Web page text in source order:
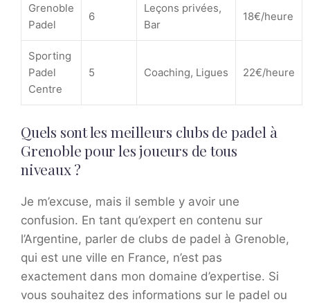
Grenoble
Padel
6
Leçons privées,
Bar
18€/heure
Sporting
Padel
Centre
5 Coaching, Ligues 22€/heure
Quels sont les meilleurs clubs de padel à
Grenoble pour les joueurs de tous
niveaux ?
Je m’excuse, mais il semble y avoir une
confusion. En tant qu’expert en contenu sur
l’Argentine, parler de clubs de padel à Grenoble,
qui est une ville en France, n’est pas
exactement dans mon domaine d’expertise. Si
vous souhaitez des informations sur le padel ou